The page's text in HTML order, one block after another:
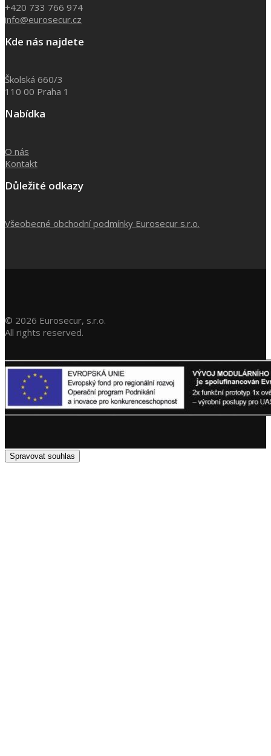
+420 733 766 974
info@eurosecur.cz
Kde nás najdete
Školská 660/3
110 00 Praha 1
Nabídka
O nás
Kontakt
Důležité odkazy
Všeobecné obchodní podmínky Eurosecur s.r.o.
© 2026 Eurosecur, s.r.o.
All rights reserved.
Spravovat souhlas